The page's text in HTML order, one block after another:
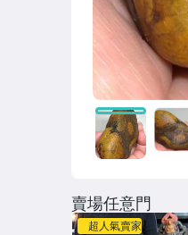
賣場任意門
超人氣賣家